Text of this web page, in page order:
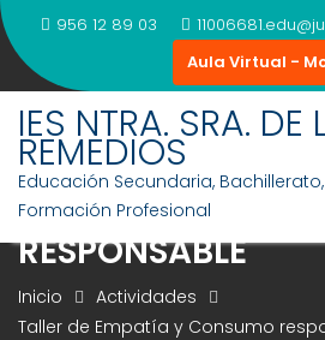
Saltar
al
contenido
956 12 89 03
Aula Virtual -
IES NTRA. SRA. DE
REMEDIOS
Educación Secundaria,
Formación Profesional
TALLER DE
RESPONSABLE
Inicio
Actividades
Taller de Empatía y Consumo